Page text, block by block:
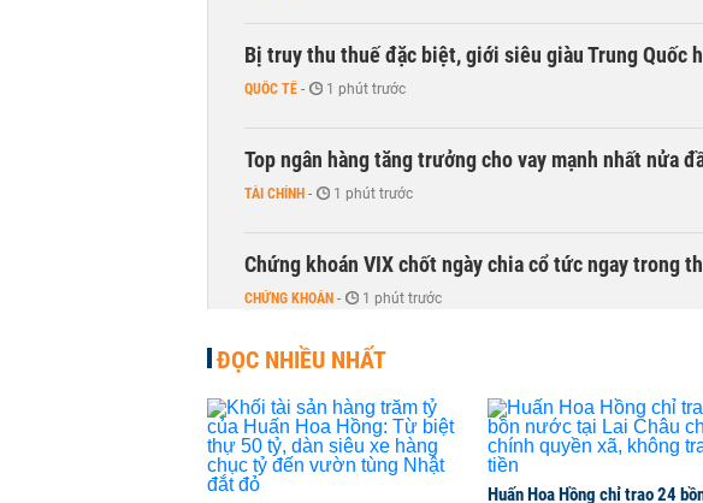
Bị truy thu thuế đặc biệt, giới siêu giàu Trung Quốc
QUỐC TẾ - 1 phút trước
Top ngân hàng tăng trưởng cho vay mạnh nhất nửa
TÀI CHÍNH - 1 phút trước
Chứng khoán VIX chốt ngày chia cổ tức ngay trong
CHỨNG KHOÁN - 1 phút trước
DMX hút gần 700 tỷ đồng vốn ngoại trong phiên thứ
CHỨNG KHOÁN - 1 phút trước
Chuyên gia Phạm Xuân Hoè chỉ ra 6 nguyên nhân
ĐỌC NHIỀU NHẤT
Huấn Hoa Hồng chỉ trao 24